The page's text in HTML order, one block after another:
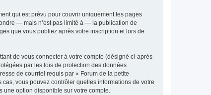
qui est prévu pour couvrir uniquement les pages
— mais n’est pas limité à — la publication de
que vous publiez après votre inscription et lors de
de vous connecter à votre compte (désigné ci-après
par les lois de protection des données
de courriel requis par « Forum de la petite
vous pouvez contrôler quelles informations de votre
option disponible sur votre compte.